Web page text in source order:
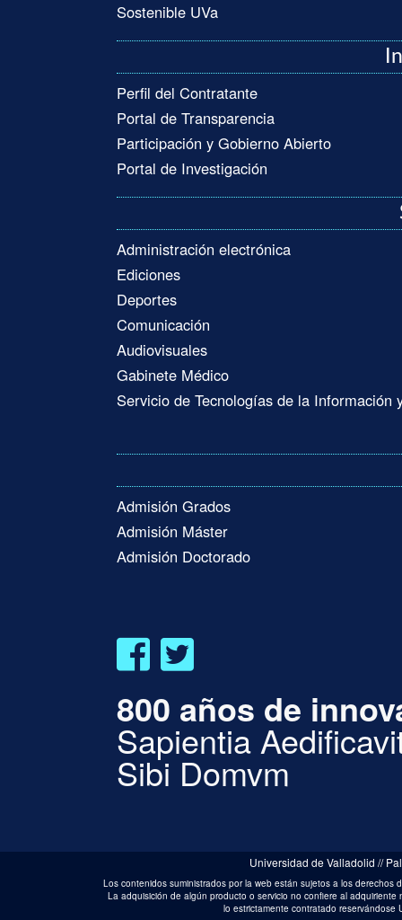
Sostenible UVa
Perfil del Contratante
Portal de Transparencia
Participación y Gobierno Abierto
Portal de Investigación
Administración electrónica
Ediciones
Deportes
Comunicación
Audiovisuales
Gabinete Médico
Servicio de Tecnologías de la Información
Admisión Grados
Admisión Máster
Admisión Doctorado
800 años de
Sapientia
Sibi Domvm
Universidad de Valladolid //
Los contenidos suministrados por la web están sujetos a los
La adquisición de algún producto o servicio no confiere al
lo estrictamente contratado